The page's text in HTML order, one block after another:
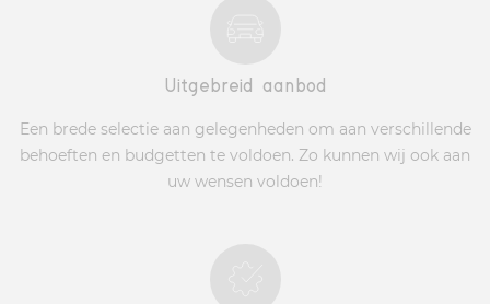
Uitgebreid aanbod
Een brede selectie aan gelegenheden om aan verschillende
behoeften en budgetten te voldoen. Zo kunnen wij ook aan
uw wensen voldoen!